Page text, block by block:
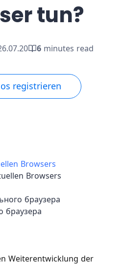
tun?
6 minutes read
registrieren
Browsers
Browsers
браузера
браузера
Weiterentwicklung der